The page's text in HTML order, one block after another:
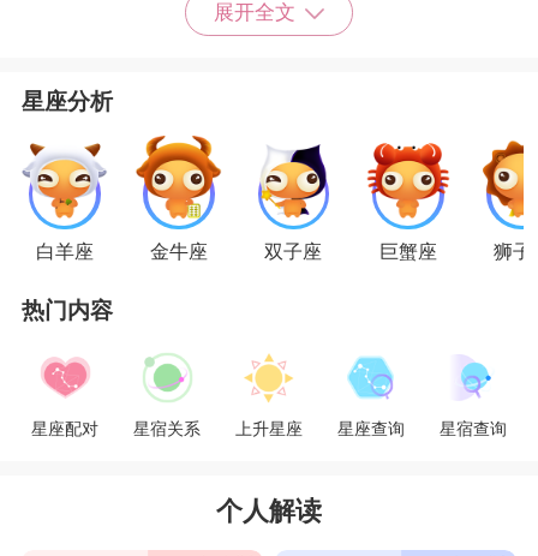
神准的直觉，防备心理又很强。他们天性冷漠，就
算有热情，也会藏得很深，只有少部分人能够感
受。其实主要是看人，得看是谁在设法走进他们的
内心，是否符合他们的爱情标准。但是天蝎是非常
留的付出。所以动心对天蝎来说，就是露出所有的
破绽和软肋，对方可以肆无忌惮的随意伤害TA。
与其说天蝎不会轻易动心，不如说TA是很难完全
相信别人，因为恋爱这场游戏，天蝎下的赌注太大
在初有想法的时候就被天蝎座劝退。天蝎座相信第
展开全文
星座分析
白羊座 金牛座 双子座 巨蟹座 狮子
热门内容
星座配对 星宿关系 上升星座 星座查询 星宿查询
个人解读